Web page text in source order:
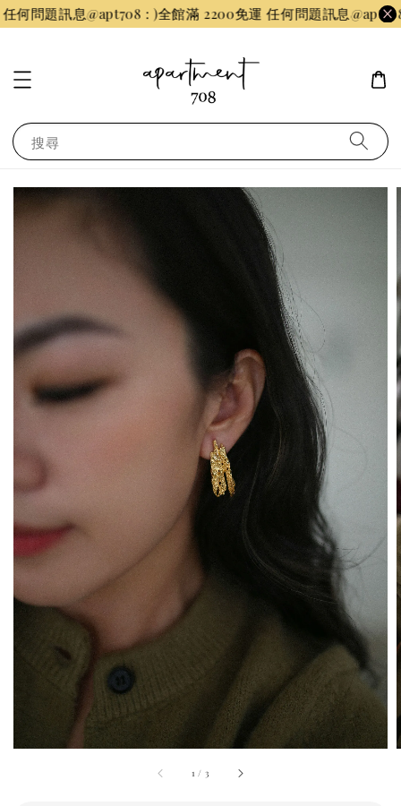
問題訊息@apt708 : ) 全館滿 2200免運 任何問題訊息@apt708
搜尋
1 / 3